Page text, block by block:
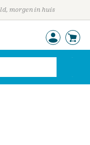
morgen in huis